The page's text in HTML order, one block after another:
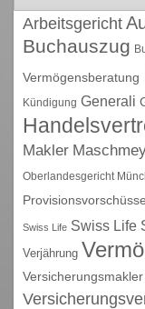
Arbeitsgericht
Buchauszug
Vermögensberatung
Kündigung Generali
Makler
Oberlandesgericht
Provisionsvorschüsse
Swiss Life Swiss Life
Verjährung
Versicherungsmakler